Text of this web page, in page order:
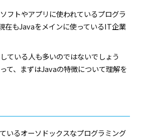
フトやアプリに使われているプログラ
在もJavaをメインに使っているIT企業
ている人も多いのではないでしょう
て、まずはJavaの特徴について理解を
いるオーソドックスなプログラミング